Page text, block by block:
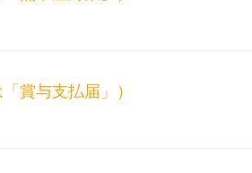
賞与支払届」）